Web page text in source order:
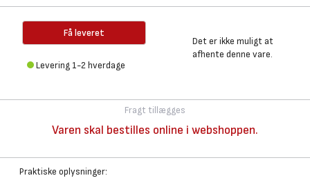
Få leveret
Levering 1-2 hverdage
Det er ikke muligt at
afhente denne vare.
Fragt tillægges
Varen skal bestilles online i webshoppen.
Praktiske oplysninger: